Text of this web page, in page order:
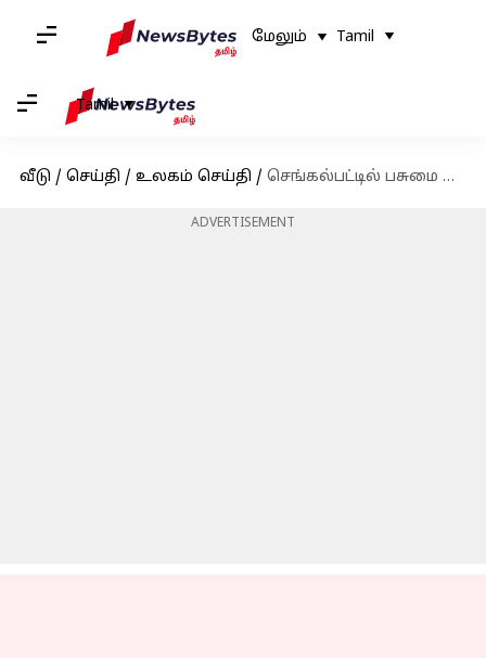
மேலும் Tamil
Tamil
வீடு / செய்தி / உலகம் செய்தி / செங்கல்பட்டில் பசுமை ஹைட்ரஜன் உற்பத்தித் தொழிற்சாலை; தமிழக அரசு ஓமியம் நிறுவனத்துடன் ஒப்பந்தம்
ADVERTISEMENT